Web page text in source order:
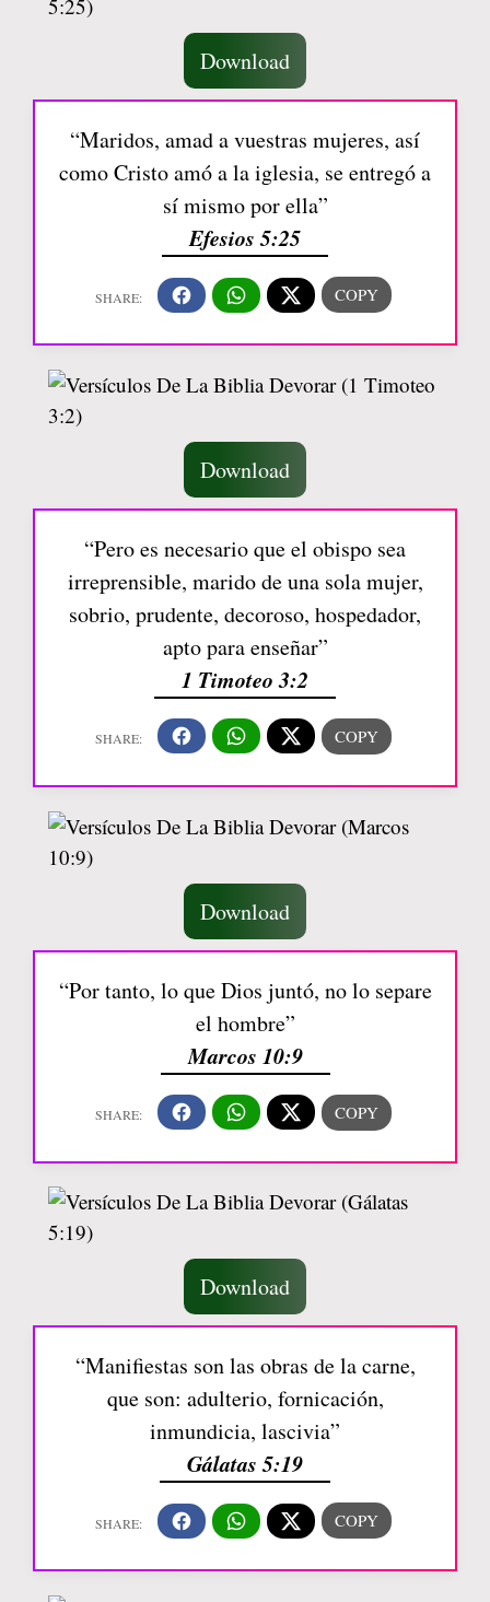
Download
“Maridos, amad a vuestras mujeres, así
como Cristo amó a la iglesia, se entregó a
sí mismo por ella”
Efesios 5:25
Download
“Pero es necesario que el obispo sea
irreprensible, marido de una sola mujer,
sobrio, prudente, decoroso, hospedador,
apto para enseñar”
1 Timoteo 3:2
Download
“Por tanto, lo que Dios juntó, no lo separe
el hombre”
Marcos 10:9
Download
“Manifiestas son las obras de la carne,
que son: adulterio, fornicación,
inmundicia, lascivia”
Gálatas 5:19